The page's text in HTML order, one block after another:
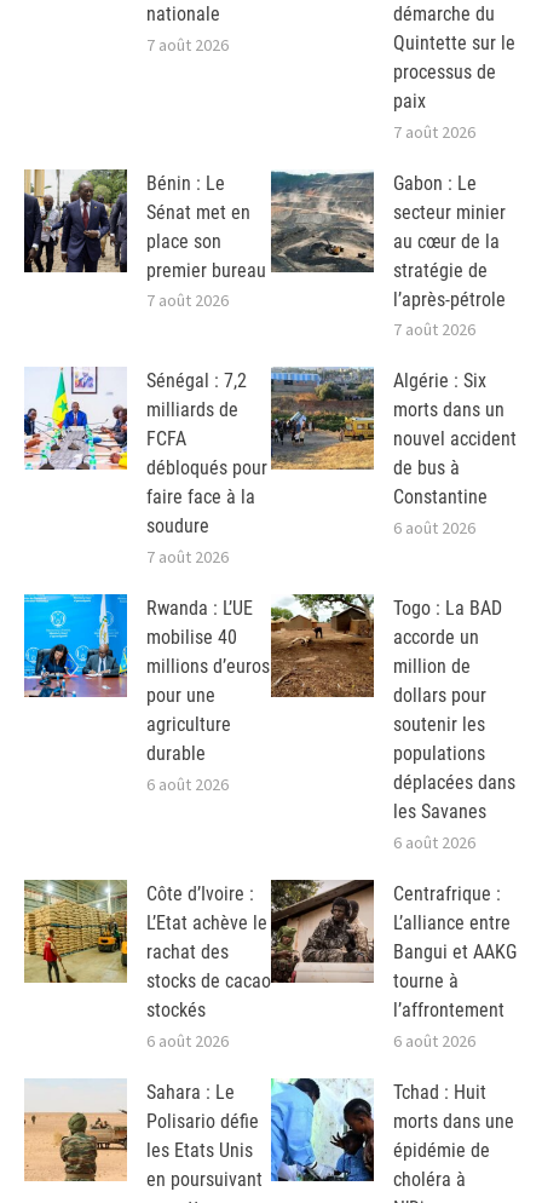
nationale
7 août 2026
démarche du
Quintette sur le
processus de
paix
7 août 2026
Bénin : Le
Sénat met en
place son
premier bureau
7 août 2026
Gabon : Le
secteur minier
au cœur de la
stratégie de
l’après-pétrole
7 août 2026
Sénégal : 7,2
milliards de
FCFA
débloqués pour
faire face à la
soudure
7 août 2026
Algérie : Six
morts dans un
nouvel accident
de bus à
Constantine
6 août 2026
Rwanda : L’UE
mobilise 40
millions d’euros
pour une
agriculture
durable
6 août 2026
Togo : La BAD
accorde un
million de
dollars pour
soutenir les
populations
déplacées dans
les Savanes
6 août 2026
Côte d’Ivoire :
L’Etat achève le
rachat des
stocks de cacao
stockés
6 août 2026
Centrafrique :
L’alliance entre
Bangui et AAKG
tourne à
l’affrontement
6 août 2026
Sahara : Le
Polisario défie
les Etats Unis
en poursuivant
Tchad : Huit
morts dans une
épidémie de
choléra à